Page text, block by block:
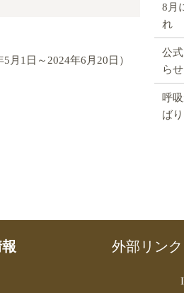
月1日～2024年6月20日）
8月
れ
公
らせ
呼
ばり
外部リンク